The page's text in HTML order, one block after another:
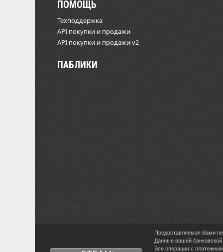
ПОМОЩЬ
Техподдержка
API покупки и продажи
API покупки и продажи v2
ПАБЛИКИ
Предоставляемая Вами
Данные вашей
Все операции с